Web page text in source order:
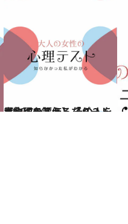
2020.7.10
【心理テスト】「パートナーへの評価」 その人を果物にたとえるなら？
占い